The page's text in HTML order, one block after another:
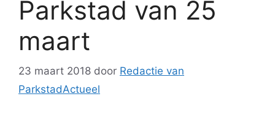
Parkstad van 25
maart
23 maart 2018 door Redactie van
ParkstadActueel